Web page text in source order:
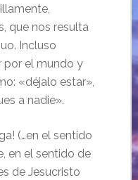
que nos resulta
Incluso
por el mundo y
«déjalo estar»,
a nadie».
(…en el sentido
en el sentido de
de Jesucristo